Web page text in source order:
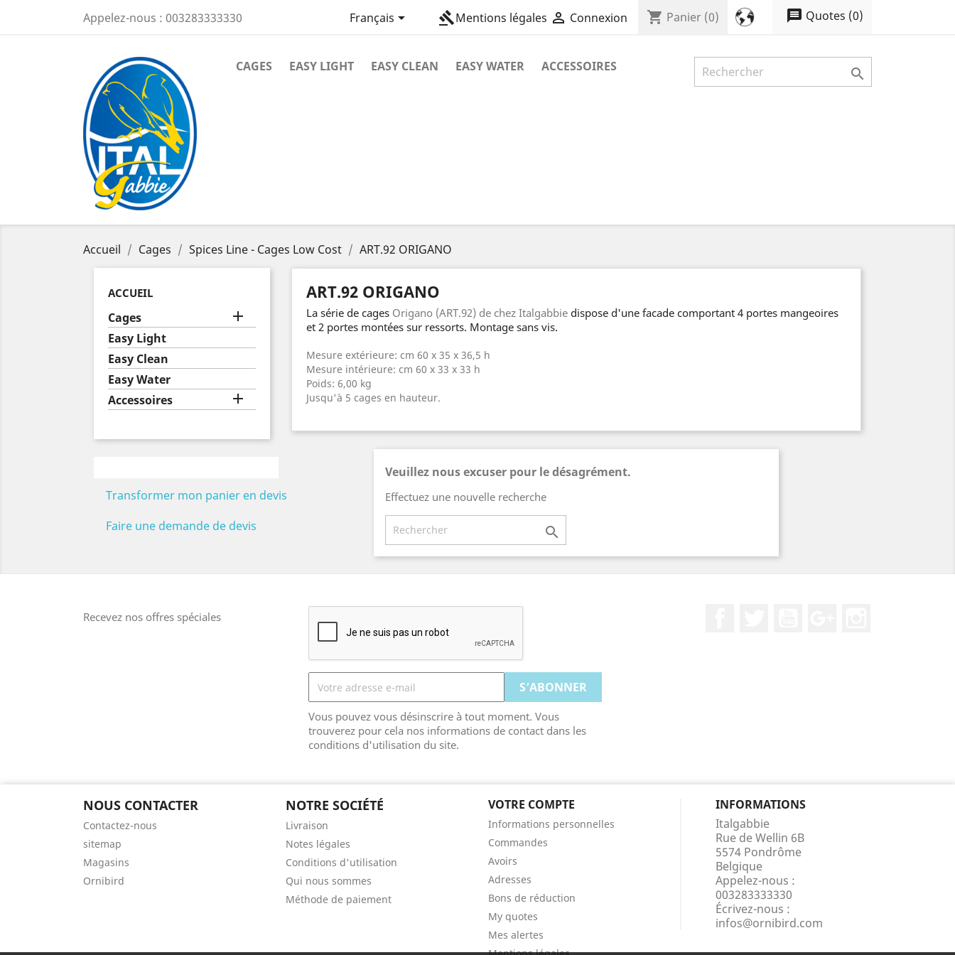
Appelez-nous : 003283333330 Français gavelMentions légales  Connexion shopping_cart Panier (0) message Quotes (0)

CAGES EASY LIGHT EASY CLEAN EASY WATER ACCESSOIRES
Accueil Cages Spices Line - Cages Low Cost ART.92 ORIGANO
ACCUEIL
Cages 
Easy Light
Easy Clean
Easy Water
Accessoires

Transformer mon panier en devis
Faire une demande de devis
ART.92 ORIGANO
La série de cages Origano (ART.92) de chez Italgabbiedispose d'une facade comportant 4 portes mangeoires
et 2 portes montées sur ressorts. Montage sans vis.
Mesure extérieure: cm 60 x 35 x 36,5 h
Mesure intérieure: cm 60 x 33 x 33 h
Poids: 6,00 kg
Jusqu'à 5 cages en hauteur.
Veuillez nous excuser pour le désagrément.
Effectuez une nouvelle recherche

Recevez nos offres spéciales
Vous pouvez vous désinscrire à tout moment. Vous
trouverez pour cela nos informations de contact dans les
conditions d'utilisation du site.
NOUS CONTACTER
Contactez-nous
sitemap
Magasins
Ornibird
NOTRE SOCIÉTÉ
Livraison
Notes légales
Conditions d'utilisation
Qui nous sommes
Méthode de paiement
VOTRE COMPTE
Informations personnelles
Commandes
Avoirs
Adresses
Bons de réduction
My quotes
Mes alertes
INFORMATIONS
Italgabbie
Rue de Wellin 6B
5574 Pondrôme
Belgique
Appelez-nous :
003283333330
Écrivez-nous :
infos@ornibird.com